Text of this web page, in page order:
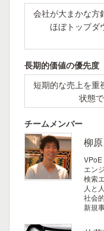
会社が大まかな方
ほぼトップダ
長期的価値の優先度
短期的な売上を重
状態
チームメンバー
柳
エン
検索
人と
社会
新規